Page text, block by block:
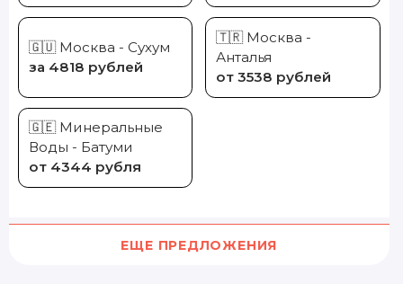
🇬🇺 Москва - Сухум
за 4818 рублей
🇹🇷 Москва -
Анталья
от 3538 рублей
🇬🇪 Минеральные
Воды - Батуми
от 4344 рубля
ЕЩЕ ПРЕДЛОЖЕНИЯ